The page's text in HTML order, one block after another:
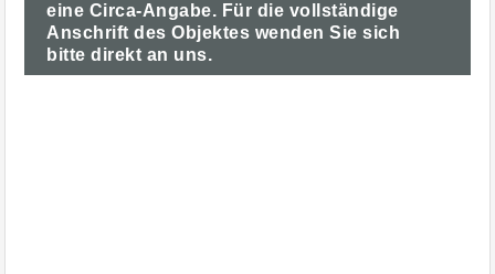
eine Circa-Angabe. Für die vollständige
Anschrift des Objektes wenden Sie sich
bitte direkt an uns.